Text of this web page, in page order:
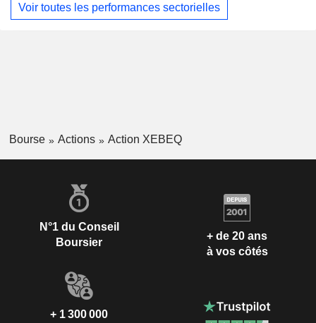
Voir toutes les performances sectorielles
Bourse Actions Action XEBEQ
N°1 du Conseil
Boursier
+ de 20 ans
à vos côtés
+ 1 300 000